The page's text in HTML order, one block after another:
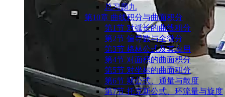
总习题九
第10章 曲线积分与曲面积分
第1节 对弧长的曲线积分
第2节 偏导数与全微分
第3节 格林公式及其应⽤
第4节 对⾯积的曲⾯积分
第5节 对坐标的曲⾯积分
第6节 斯公式、通量与散度
第7节 托克斯公式、环流量与旋度